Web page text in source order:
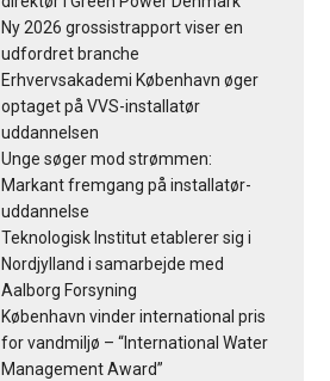
Ny 2026 grossistrapport viser en
udfordret branche
Erhvervsakademi København øger
optaget på VVS-installatør
uddannelsen
Unge søger mod strømmen:
Markant fremgang på installatør-
uddannelse
Teknologisk Institut etablerer sig i
Nordjylland i samarbejde med
Aalborg Forsyning
København vinder international pris
for vandmiljø – “International Water
Management Award”